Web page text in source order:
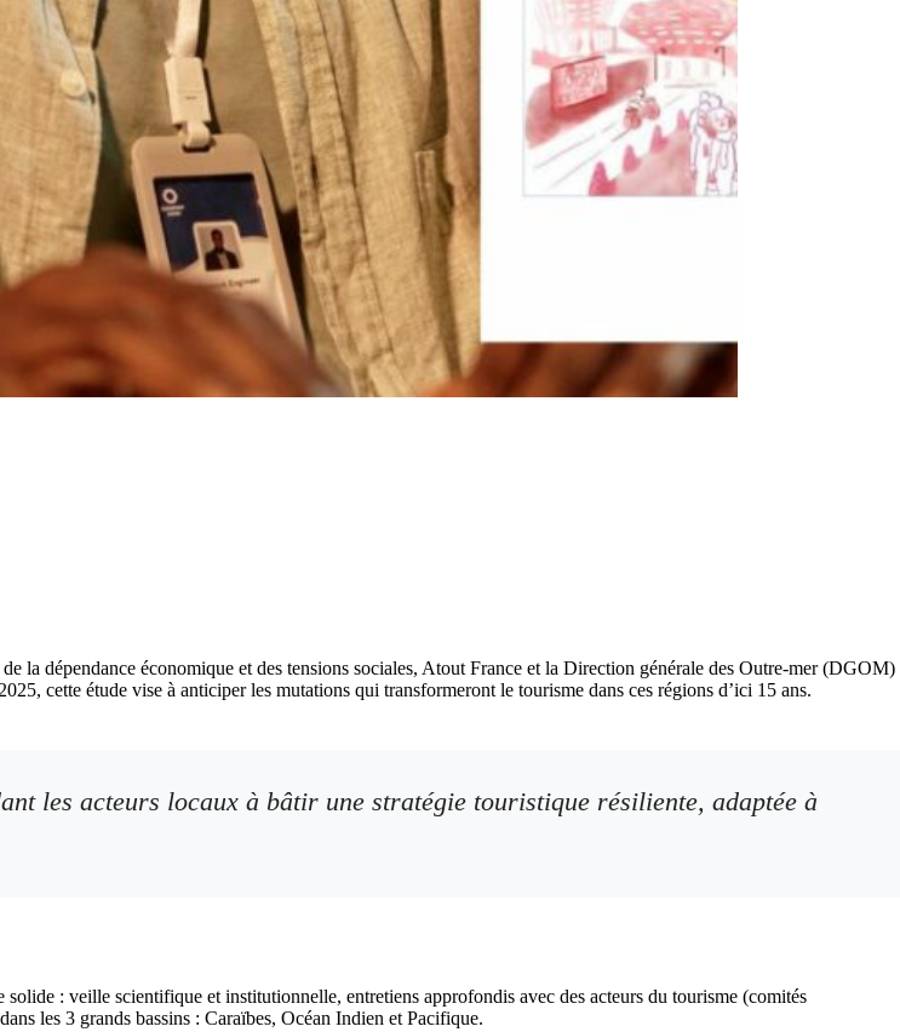
la dépendance économique et des tensions sociales, Atout France et la Direction générale des Outre-mer (DGOM)
cette étude vise à anticiper les mutations qui transformeront le tourisme dans ces régions d’ici 15 ans.
les acteurs locaux à bâtir une stratégie touristique résiliente, adaptée à
: veille scientifique et institutionnelle, entretiens approfondis avec des acteurs du tourisme (comités
les 3 grands bassins : Caraïbes, Océan Indien et Pacifique.